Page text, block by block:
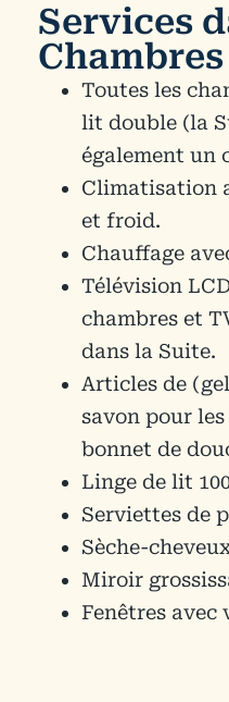
Services
Chambres
Toutes les
lit double (la
également un
Climatisation
et froid.
Chauffage
Télévision
chambres et
dans la Suite.
Articles de
savon pour
bonnet de
Linge de lit
Serviettes de
Sèche-
Miroir
Fenêtres avec